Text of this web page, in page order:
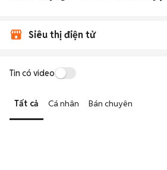
Siêu thị điện tử
Tin có video
Tất cả Cá nhân Bán chuyên